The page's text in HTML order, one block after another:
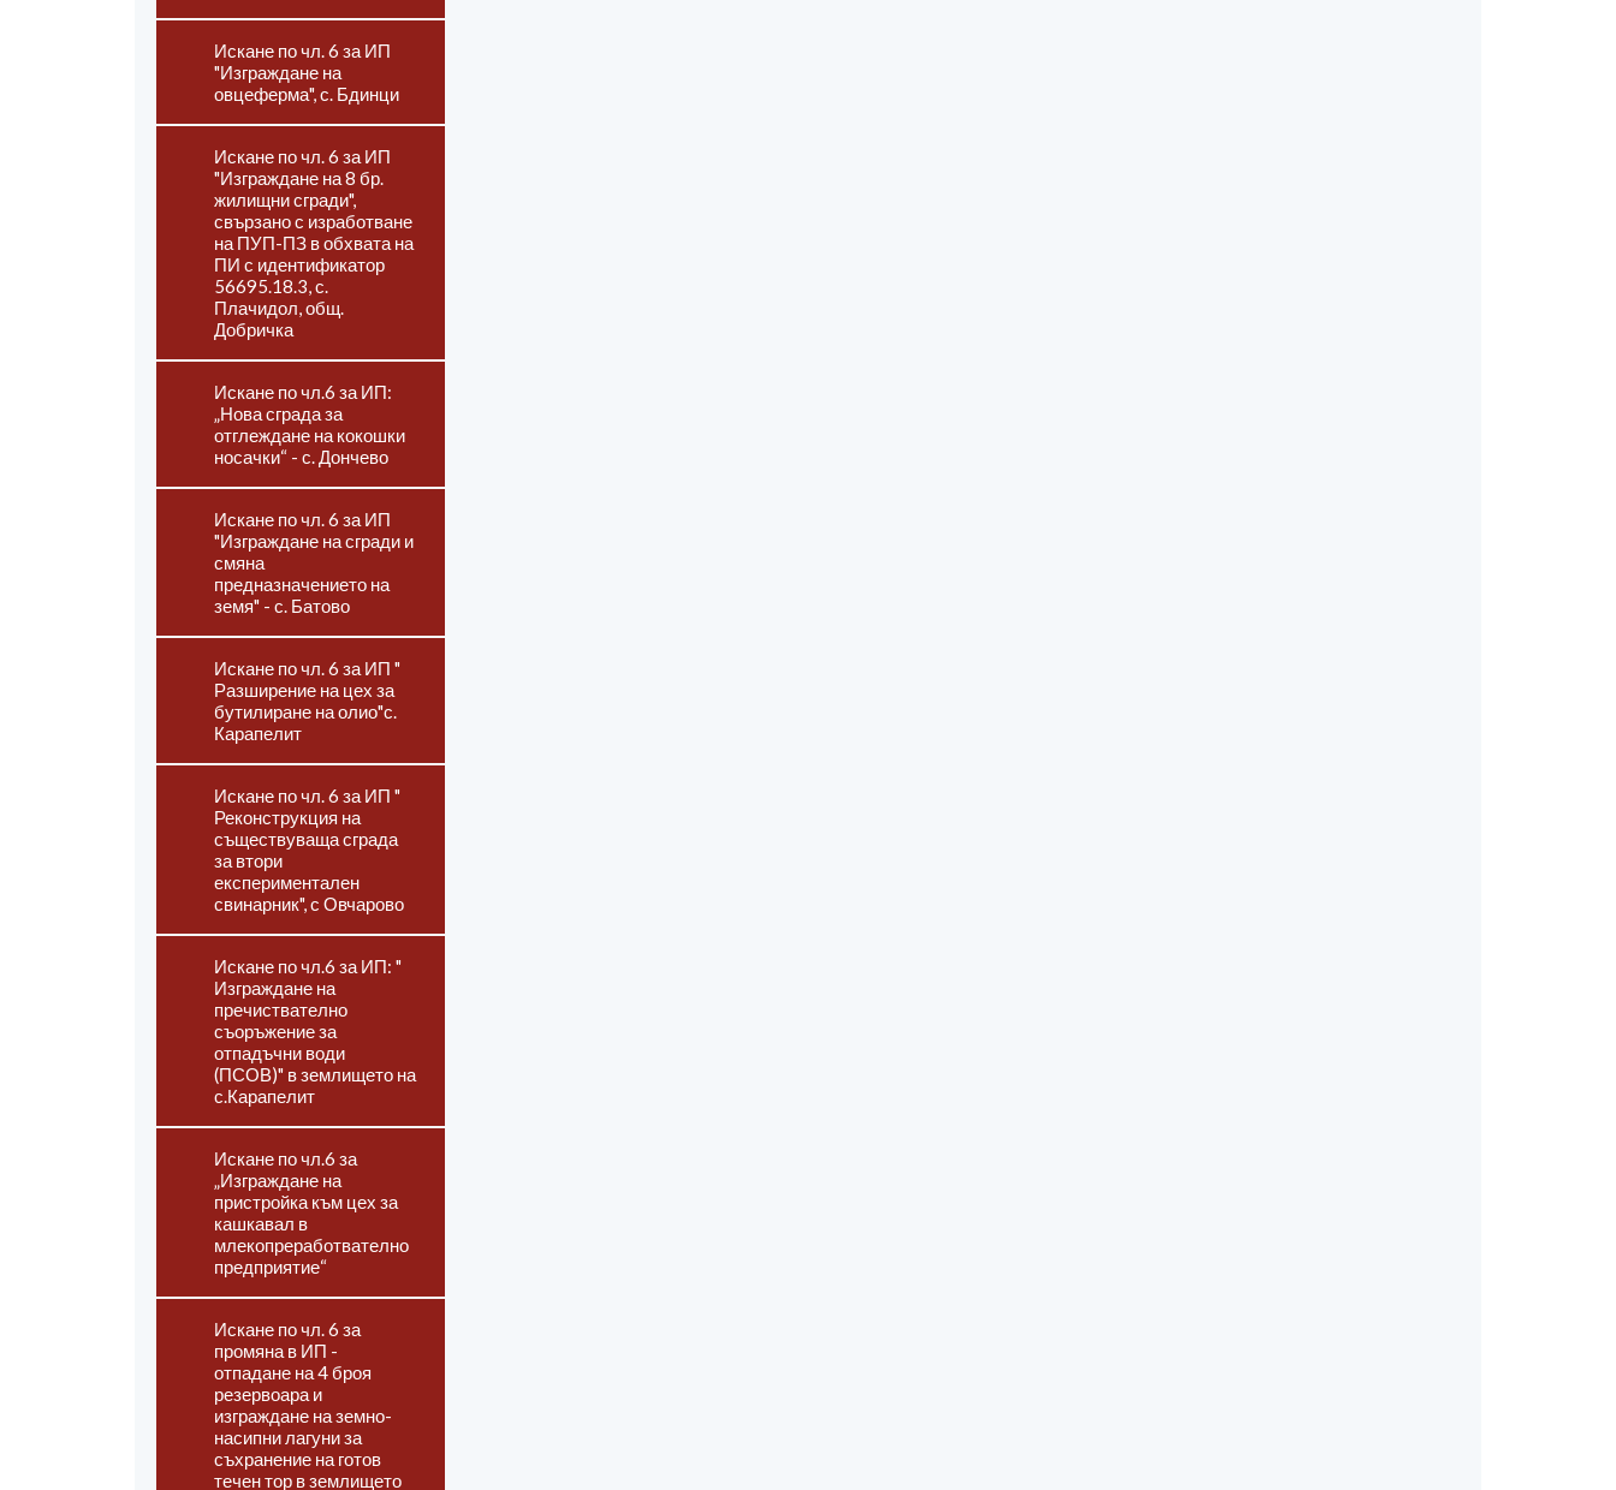
Искане по чл. 6 за ИП
"Изграждане на
овцеферма", с. Бдинци
Искане по чл. 6 за ИП
"Изграждане на 8 бр.
жилищни сгради",
свързано с изработване
на ПУП-ПЗ в обхвата на
ПИ с идентификатор
56695.18.3, с.
Плачидол, общ.
Добричка
Искане по чл.6 за ИП:
„Нова сграда за
отглеждане на кокошки
носачки“ - с. Дончево
Искане по чл. 6 за ИП
"Изграждане на сгради и
смяна
предназначението на
земя" - с. Батово
Искане по чл. 6 за ИП "
Разширение на цех за
бутилиране на олио"с.
Карапелит
Искане по чл. 6 за ИП "
Реконструкция на
съществуваща сграда
за втори
експериментален
свинарник", с Овчарово
Искане по чл.6 за ИП: "
Изграждане на
пречиствателно
съоръжение за
отпадъчни води
(ПСОВ)" в землището на
с.Карапелит
Искане по чл.6 за
„Изграждане на
пристройка към цех за
кашкавал в
млекопреработвателно
предприятие“
Искане по чл. 6 за
промяна в ИП -
отпадане на 4 броя
резервоара и
изграждане на земно-
насипни лагуни за
съхранение на готов
течен тор в землището